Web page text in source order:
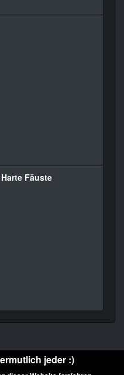
Fäuste
jeder :)